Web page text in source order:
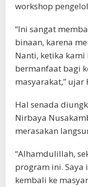
workshop
“Ini sangat
binaan, karena
Nanti, ketika
bermanfaat bagi
masyarakat,” ujar
Hal senada
Nirbaya
merasakan
“Alhamdulillah,
program ini. Saya
kembali ke